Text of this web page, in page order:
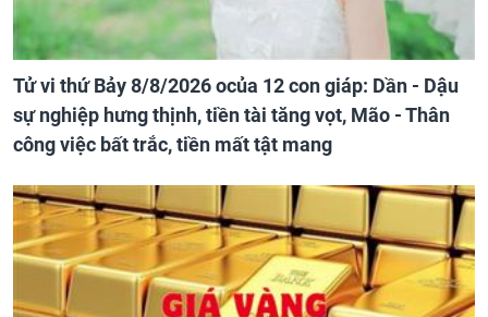
Tử vi thứ Bảy 8/8/2026 ocủa 12 con giáp: Dần - Dậu
sự nghiệp hưng thịnh, tiền tài tăng vọt, Mão - Thân
công việc bất trắc, tiền mất tật mang